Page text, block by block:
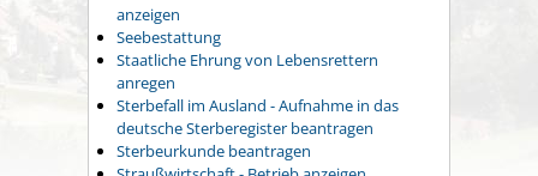
anzeigen
Seebestattung
Staatliche Ehrung von Lebensrettern
anregen
Sterbefall im Ausland - Aufnahme in das
deutsche Sterberegister beantragen
Sterbeurkunde beantragen